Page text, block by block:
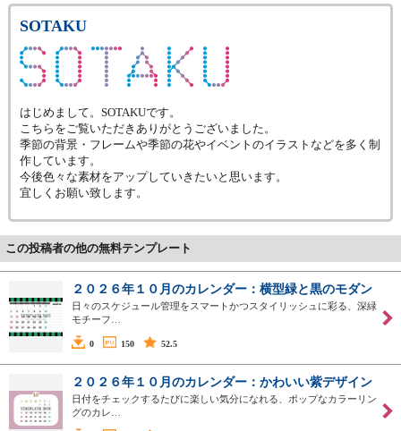
SOTAKU
はじめまして。SOTAKUです。
こちらをご覧いただきありがとうございました。
季節の背景・フレームや季節の花やイベントのイラストなどを多く制
作しています。
今後色々な素材をアップしていきたいと思います。
宜しくお願い致します。
この投稿者の他の無料テンプレート
２０２６年１０月のカレンダー：横型緑と黒のモダン
日々のスケジュール管理をスマートかつスタイリッシュに彩る、深緑
モチーフ…
0 150 52.5
２０２６年１０月のカレンダー：かわいい紫デザイン
日付をチェックするたびに楽しい気分になれる、ポップなカラーリン
グのカレ…